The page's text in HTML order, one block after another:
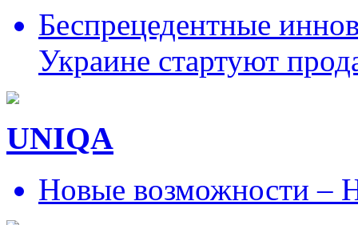
Беспрецедентные
Украине стартуют
UNIQA
Новые возможности –